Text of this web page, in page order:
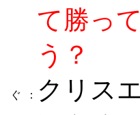
て勝っ
う？
ぐ ：
クリス